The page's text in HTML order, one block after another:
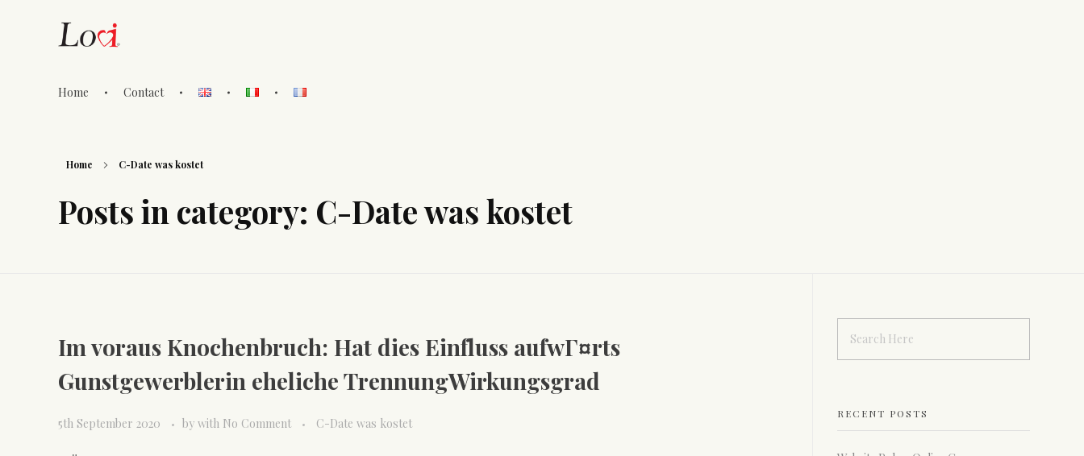
Home Contact
Home C-Date was kostet
Posts in category: C-Date was kostet
Im voraus Knochenbruch: Hat dies Einfluss aufwГ¤rts
Gunstgewerblerin eheliche TrennungWirkungsgrad
5th September 2020 by with No Comment C-Date was kostet
RECENT POSTS